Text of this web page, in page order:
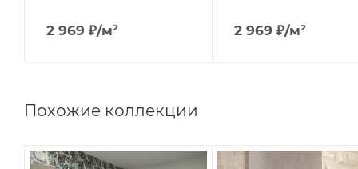
2 969 ₽/м² 2 969 ₽/м²
Похожие коллекции